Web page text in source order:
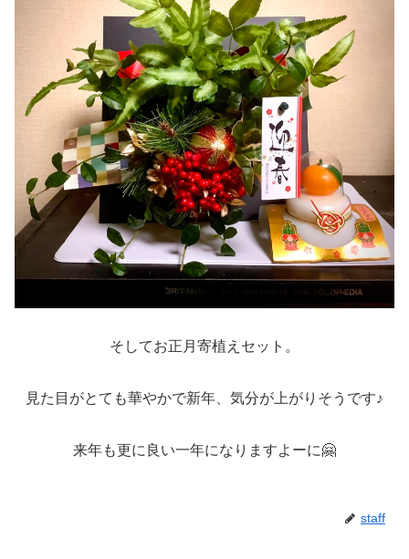
そしてお正月寄植えセット。
見た目がとても華やかで新年、気分が上がりそうです♪
来年も更に良い一年になりますよーに🤗
staff